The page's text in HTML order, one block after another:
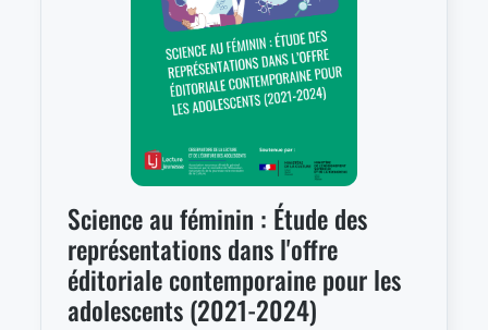
Science au féminin : Étude des
représentations dans l'offre
éditoriale contemporaine pour les
adolescents (2021-2024)